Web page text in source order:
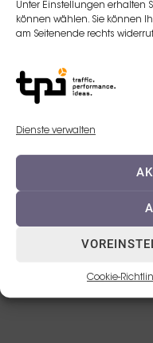
Unter Einstellungen erhalten
können wählen. Sie können
am Seitenende rechts
Dienste verwalten
Cookie-
E-Mail:
Telefon: